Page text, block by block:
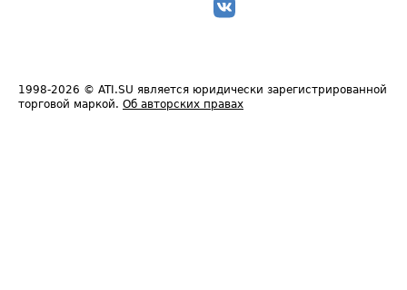
1998-2026 © ATI.SU является юридически зарегистрированной
торговой маркой. Об авторских правах